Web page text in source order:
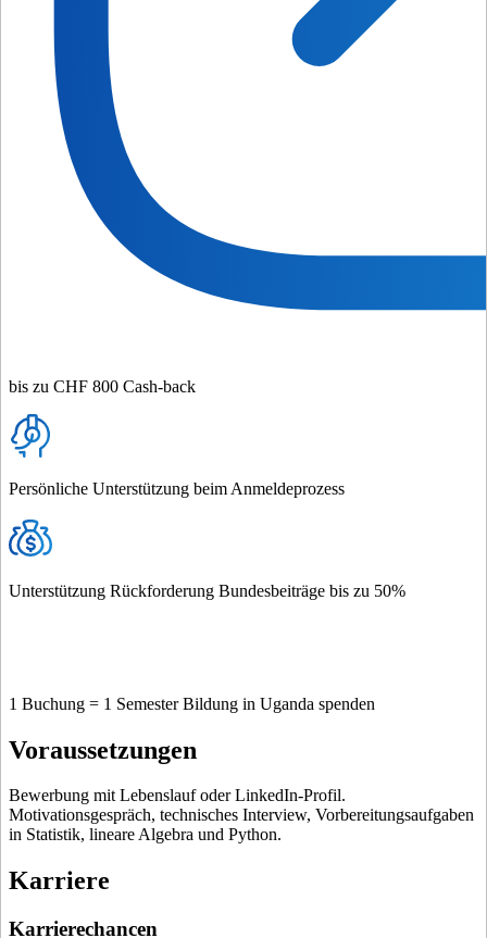
bis zu CHF 800 Cash-back
Persönliche Unterstützung beim Anmeldeprozess
Unterstützung Rückforderung Bundesbeiträge bis zu 50%
1 Buchung = 1 Semester Bildung in Uganda spenden
Voraussetzungen
Bewerbung mit Lebenslauf oder LinkedIn-Profil.
Motivationsgespräch, technisches Interview, Vorbereitungsaufgaben
in Statistik, lineare Algebra und Python.
Karriere
Karrierechancen